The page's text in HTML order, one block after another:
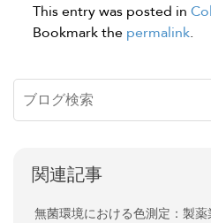
This entry was posted in
Bookmark the permalink.
関連記事
無菌環境における色測定：製